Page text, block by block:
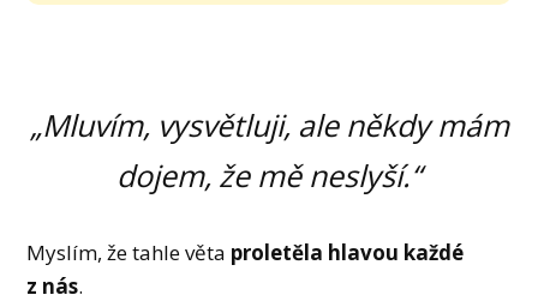
„Mluvím, vysvětluji, ale někdy mám
dojem, že mě neslyší.“
Myslím, že tahle věta proletěla hlavou každé
z nás.